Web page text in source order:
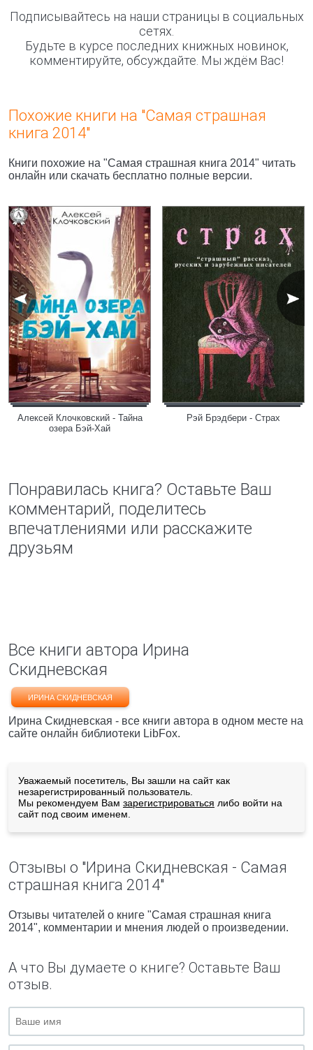
Подписывайтесь на наши страницы в социальных
сетях.
Будьте в курсе последних книжных новинок,
комментируйте, обсуждайте. Мы ждём Вас!
Похожие книги на "Самая страшная
книга 2014"
Книги похожие на "Самая страшная книга 2014" читать
онлайн или скачать бесплатно полные версии.
Алексей Клочковский - Тайна
озера Бэй-Хай
Рэй Брэдбери - Страх
Понравилась книга? Оставьте Ваш
комментарий, поделитесь
впечатлениями или расскажите
друзьям
Все книги автора Ирина
Скидневская
ИРИНА СКИДНЕВСКАЯ
Ирина Скидневская - все книги автора в одном месте на
сайте онлайн библиотеки LibFox.
Уважаемый посетитель, Вы зашли на сайт как
незарегистрированный пользователь.
Мы рекомендуем Вам зарегистрироваться либо войти на
сайт под своим именем.
Отзывы о "Ирина Скидневская - Самая
страшная книга 2014"
Отзывы читателей о книге "Самая страшная книга
2014", комментарии и мнения людей о произведении.
А что Вы думаете о книге? Оставьте Ваш
отзыв.